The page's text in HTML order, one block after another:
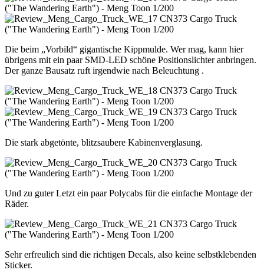
Die beim „Vorbild“ gigantische Kippmulde. Wer mag, kann hier
übrigens mit ein paar SMD-LED schöne Positionslichter anbringen.
Der ganze Bausatz ruft irgendwie nach Beleuchtung .
Die stark abgetönte, blitzsaubere Kabinenverglasung.
Und zu guter Letzt ein paar Polycabs für die einfache Montage der
Räder.
Sehr erfreulich sind die richtigen Decals, also keine selbstklebenden
Sticker.